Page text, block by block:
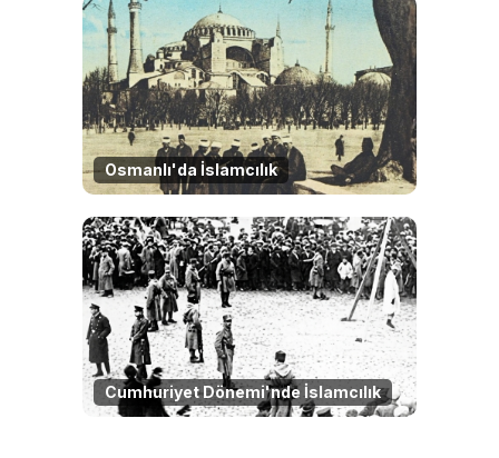
Osmanlı'da İslamcılık
Cumhuriyet Dönemi'nde İslamcılık